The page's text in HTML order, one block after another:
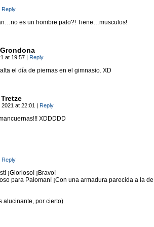
Reply
es un hombre palo?! Tiene…musculos!
at 19:57 | Reply
el día de piernas en el gimnasio. XD
2021 at 22:01 | Reply
XDDDDD
Reply
¡Glorioso! ¡Bravo!
para Paloman! ¡Con una armadura parecida a la
alucinante, por cierto)